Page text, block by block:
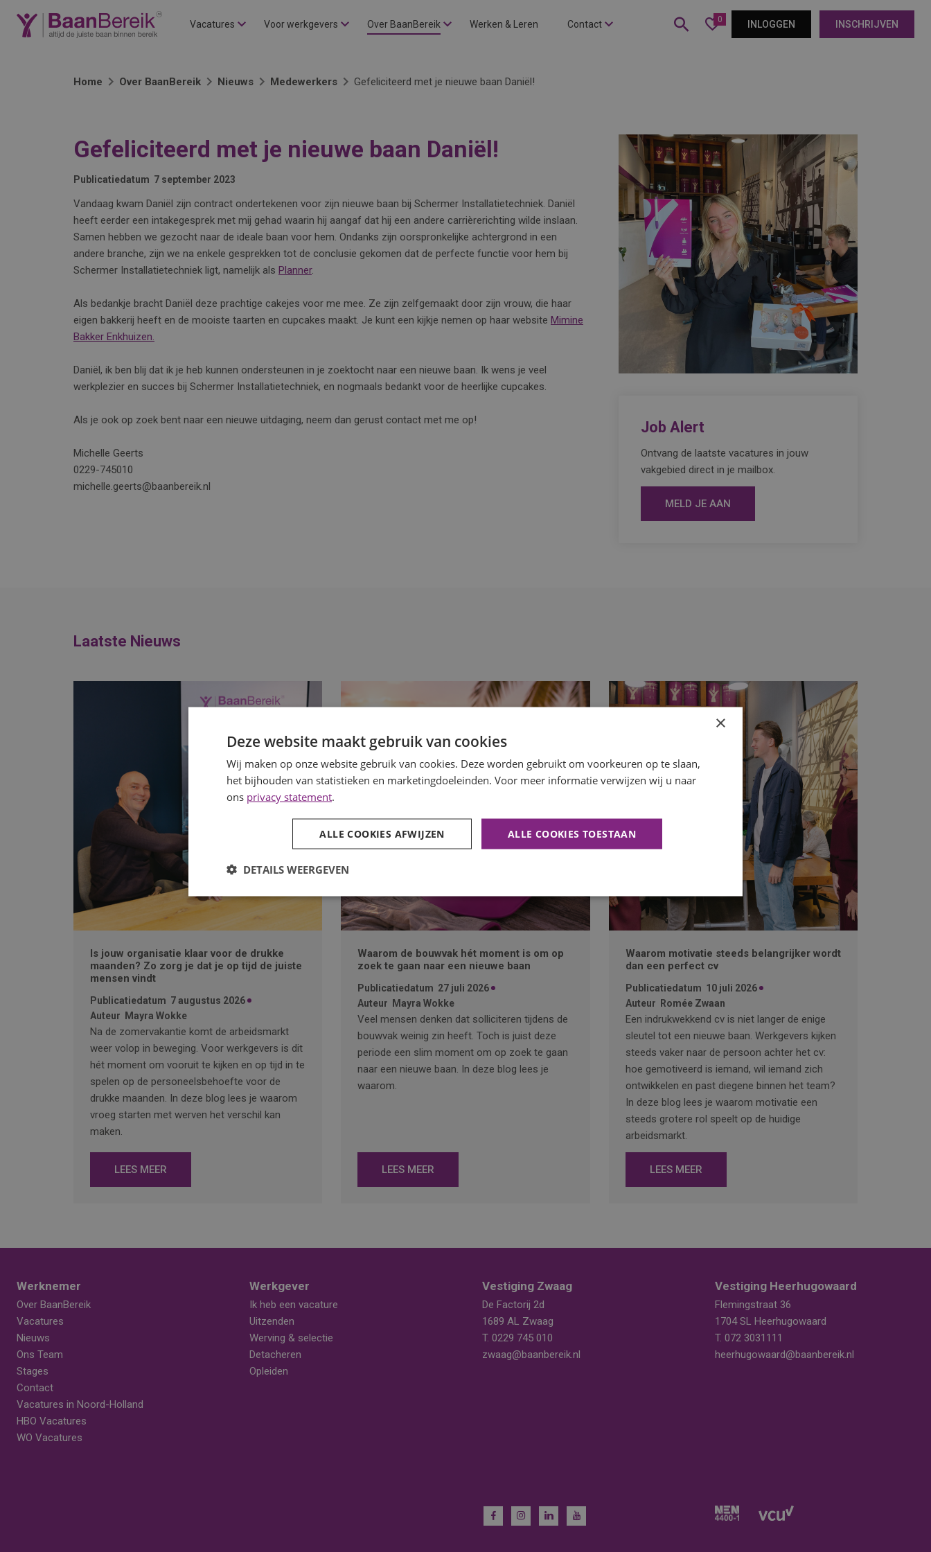
Vacatures Voor werkgevers Over BaanBereik Werken & Leren Contact 0 INLOGGEN INSCHRIJVEN
Home Over BaanBereik Nieuws Medewerkers Gefeliciteerd met je nieuwe baan Daniël!
Gefeliciteerd met je nieuwe baan Daniël!
Publicatiedatum 7 september 2023
Vandaag kwam Daniël zijn contract ondertekenen voor zijn nieuwe baan bij Schermer Installatietechniek. Daniël
heeft eerder een intakegesprek met mij gehad waarin hij aangaf dat hij een andere carrièrerichting wilde inslaan.
Samen hebben we gezocht naar de ideale baan voor hem. Ondanks zijn oorspronkelijke achtergrond in een
andere branche, zijn we na enkele gesprekken tot de conclusie gekomen dat de perfecte functie voor hem bij
Schermer Installatietechniek ligt, namelijk als Planner.
Als bedankje bracht Daniël deze prachtige cakejes voor me mee. Ze zijn zelfgemaakt door zijn vrouw, die haar
eigen bakkerij heeft en de mooiste taarten en cupcakes maakt. Je kunt een kijkje nemen op haar website Mimine
Bakker Enkhuizen.
Daniël, ik ben blij dat ik je heb kunnen ondersteunen in je zoektocht naar een nieuwe baan. Ik wens je veel
werkplezier en succes bij Schermer Installatietechniek, en nogmaals bedankt voor de heerlijke cupcakes.
Als je ook op zoek bent naar een nieuwe uitdaging, neem dan gerust contact met me op!
Michelle Geerts
0229-745010
michelle.geerts@baanbereik.nl
Job Alert
Ontvang de laatste vacatures in jouw
vakgebied direct in je mailbox.
MELD JE AAN
Laatste Nieuws
Is jouw organisatie klaar voor de drukke
maanden? Zo zorg je dat je op tijd de juiste
mensen vindt
Publicatiedatum 7 augustus 2026
Auteur
Mayra Wokke
Na de zomervakantie komt de arbeidsmarkt
weer volop in beweging. Voor werkgevers is dit
hét moment om vooruit te kijken en op tijd in te
spelen op de personeelsbehoefte voor de
drukke maanden. In deze blog lees je waarom
vroeg starten met werven het verschil kan
maken.
LEES MEER
Waarom de bouwvak hét moment is om op
zoek te gaan naar een nieuwe baan
Publicatiedatum 27 juli 2026
Auteur
Mayra Wokke
Veel mensen denken dat solliciteren tijdens de
bouwvak weinig zin heeft. Toch is juist deze
periode een slim moment om op zoek te gaan
naar een nieuwe baan. In deze blog lees je
waarom.
LEES MEER
Waarom motivatie steeds belangrijker wordt
dan een perfect cv
Publicatiedatum 10 juli 2026
Auteur
Romée Zwaan
Een indrukwekkend cv is niet langer de enige
sleutel tot een nieuwe baan. Werkgevers kijken
steeds vaker naar de persoon achter het cv:
hoe gemotiveerd is iemand, wil iemand zich
ontwikkelen en past diegene binnen het team?
In deze blog lees je waarom motivatie een
steeds grotere rol speelt op de huidige
arbeidsmarkt.
LEES MEER
Werknemer
Over BaanBereik
Vacatures
Nieuws
Ons Team
Stages
Contact
Vacatures in Noord-Holland
HBO Vacatures
WO Vacatures
Werkgever
Ik heb een vacature
Uitzenden
Werving & selectie
Detacheren
Opleiden
Vestiging Zwaag
De Factorij 2d
1689 AL Zwaag
T. 0229 745 010
zwaag@baanbereik.nl
Vestiging Heerhugowaard
Flemingstraat 36
1704 SL Heerhugowaard
T. 072 3031111
heerhugowaard@baanbereik.nl
×
Deze website maakt gebruik van cookies
Wij maken op onze website gebruik van cookies. Deze worden gebruikt om voorkeuren op te slaan,
het bijhouden van statistieken en marketingdoeleinden. Voor meer informatie verwijzen wij u naar
ons privacy statement.
ALLE COOKIES TOESTAAN
ALLE COOKIES AFWIJZEN
DETAILS WEERGEVEN